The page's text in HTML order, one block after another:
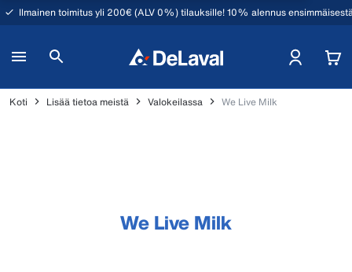
Ilmainen toimitus yli 200€ (ALV 0%) tilauksille! 10% alennus
Koti Lisää tietoa meistä Valokeilassa We Live Milk
We Live Milk